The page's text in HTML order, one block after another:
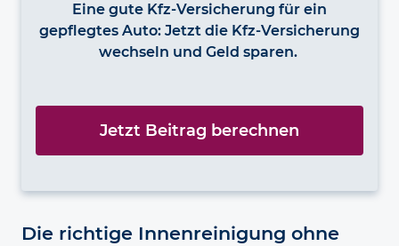
Eine gute Kfz-Versicherung für ein
gepflegtes Auto: Jetzt die Kfz-Versicherung
wechseln und Geld sparen.
Jetzt Beitrag berechnen
Die richtige Innen­reinigung ohne